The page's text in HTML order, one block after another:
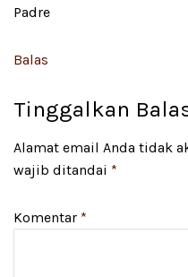
Padre
Balas
Tinggalkan
Alamat email Anda tidak
wajib ditandai *
Komentar *